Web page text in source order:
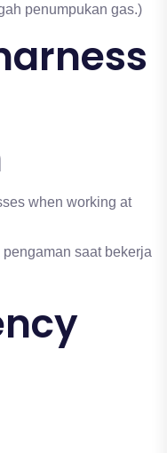
penumpukan gas.)
when working at
saat bekerja